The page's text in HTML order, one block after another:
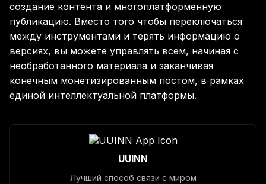
создание контента и многоплатформенную
публикацию. Вместо того чтобы переключаться
между инструментами и терять информацию о
версиях, вы можете управлять всем, начиная с
необработанного материала и заканчивая
конечным монетизированным постом, в рамках
единой интеллектуальной платформы.
UUINN
Лучший способ связи с миром